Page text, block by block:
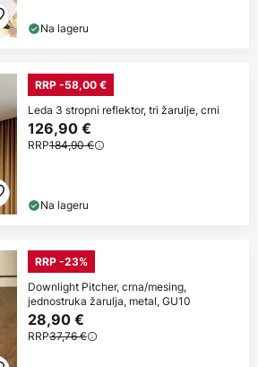
Na lageru
RRP -58,00 €
Leda 3 stropni reflektor, tri žarulje, crni
126,90 €
RRP184,90 €
Na lageru
RRP -23%
Downlight Pitcher, crna/mesing,
jednostruka žarulja, metal, GU10
28,90 €
RRP37,76 €